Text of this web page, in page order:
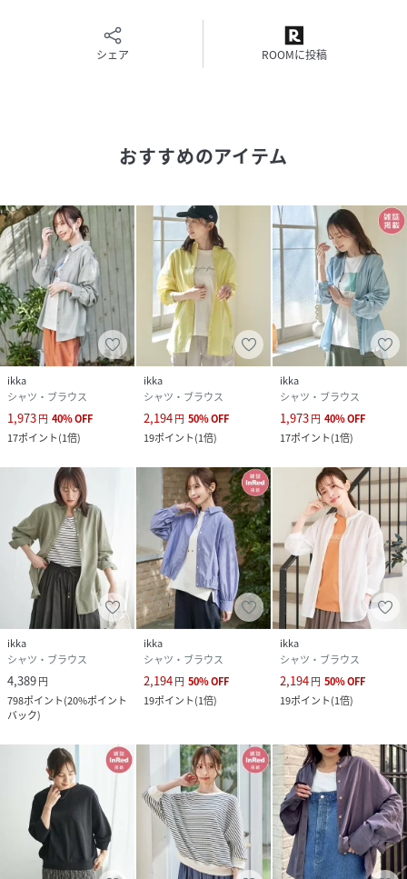
親子お揃い、親子おそろい、親子リンク
素材
(ホワイト):レーヨン71% ナイロン24% 麻4% ポ
リエステル1% (チャコール・ライトグリーン・
ブルー・グレージュ・ピンク):レーヨン72% ナイ
ロン23% 麻5%
サイズ S、M、L
クリーニング 洗濯機洗い可（非常に弱く）
RK8080_12410418
12410418-56-92 RK8080
シェア ROOMに投稿
おすすめのアイテム
ikka
シャツ・ブラウス
1,973円 40%OFF
17ポイント(1倍)
ikka
シャツ・ブラウス
2,194円 50%OFF
19ポイント(1倍)
ikka
シャツ・ブラウス
1,973円 40%OFF
17ポイント(1倍)
ikka
シャツ・ブラウス
4,389円
798ポイント(20%ポイント
バック)
ikka
シャツ・ブラウス
2,194円 50%OFF
19ポイント(1倍)
ikka
シャツ・ブラウス
2,194円 50%OFF
19ポイント(1倍)